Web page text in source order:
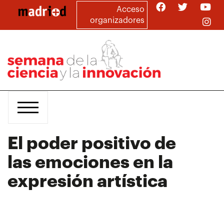
Acceso
organizadores
El poder positivo de
las emociones en la
expresión artística